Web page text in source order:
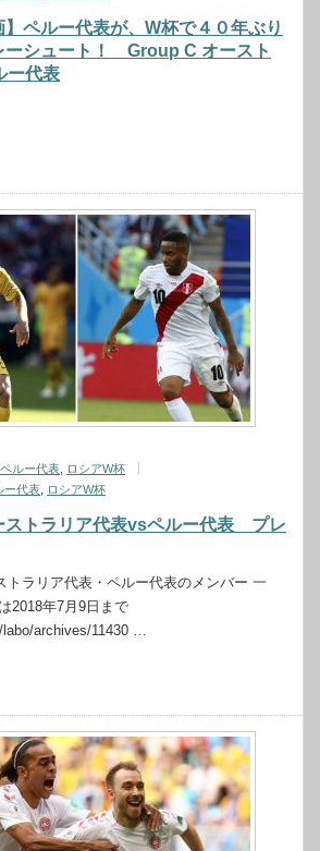
】ペルー代表が、W杯で４０年ぶり
ーシュート！ Group C オースト
ー代表
ペルー代表
ロシアW杯
ー代表 ロシアW杯
ストラリア代表vsペルー代表 プレ
ラリア代表・ペルー代表のメンバー 一
2018年7月9日まで
archives/11430 …